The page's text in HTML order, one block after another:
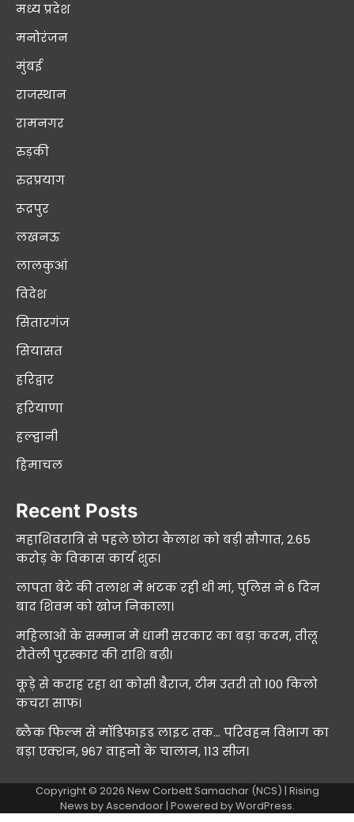
मध्य प्रदेश
मनोरंजन
मुंबई
राजस्थान
रामनगर
रुड़की
रुद्रप्रयाग
रूद्रपुर
लखनऊ
लालकुआं
विदेश
सितारगंज
सियासत
हरिद्वार
हरियाणा
हल्द्वानी
हिमाचल
Recent Posts
महाशिवरात्रि से पहले छोटा कैलाश को बड़ी सौगात, 2.65
करोड़ के विकास कार्य शुरू।
लापता बेटे की तलाश में भटक रही थी मां, पुलिस ने 6 दिन
बाद शिवम को खोज निकाला।
महिलाओं के सम्मान में धामी सरकार का बड़ा कदम, तीलू
रौतेली पुरस्कार की राशि बढ़ी।
कूड़े से कराह रहा था कोसी बैराज, टीम उतरी तो 100 किलो
कचरा साफ।
ब्लैक फिल्म से मॉडिफाइड लाइट तक… परिवहन विभाग का
बड़ा एक्शन, 967 वाहनों के चालान, 113 सीज।
Copyright © 2026 New Corbett Samachar (NCS) | Rising
News byAscendoor| Powered byWordPress.